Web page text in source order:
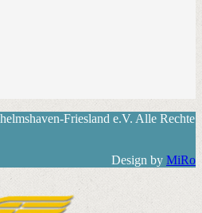
Friesland e.V. Alle Rechte
Design by MiRo